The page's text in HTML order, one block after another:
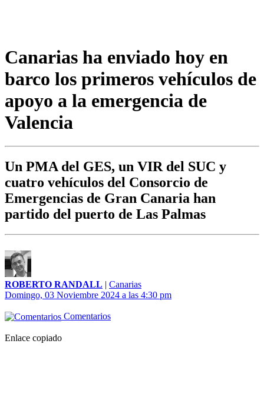
Canarias ha enviado hoy en
barco los primeros vehículos de
apoyo a la emergencia de
Valencia
Un PMA del GES, un VIR del SUC y
cuatro vehículos del Consorcio de
Emergencias de Gran Canaria han
partido del puerto de Las Palmas
ROBERTO RANDALL | Canarias
Domingo, 03 Noviembre 2024 a las 4:30 pm
Comentarios
Enlace copiado